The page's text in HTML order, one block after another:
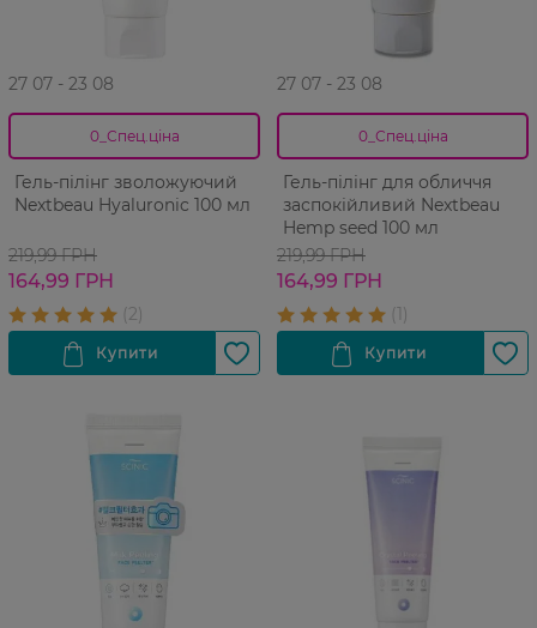
27 07 - 23 08
0_Спец.ціна
Гель-пілінг зволожуючий
Nextbeau Hyaluronic 100 мл
219,99 ГРН
164,99 ГРН
27 07 - 23 08
0_Спец.ціна
Гель-пілінг для обличчя
заспокійливий Nextbeau
Hemp seed 100 мл
219,99 ГРН
164,99 ГРН